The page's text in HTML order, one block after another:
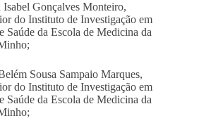
Isabel Gonçalves Monteiro,
do Instituto de Investigação em
Saúde da Escola de Medicina da
;
Sousa Sampaio Marques,
do Instituto de Investigação em
Saúde da Escola de Medicina da